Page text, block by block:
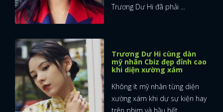
Trương Dư Hi đã phải ...
Trương Dư Hi cùng dàn
mỹ nhân Cbiz đẹp đỉnh cao
khi diện xường xám
Không ít mỹ nhân từng diện
xường xám khi dự sự kiện hay
trên phim và hầu hết ...